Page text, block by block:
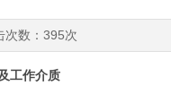
数：395次
工作介质